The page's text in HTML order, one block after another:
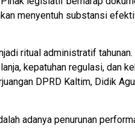
menyentuh substansi
ritual administratif
kepatuhan regulasi, dan
DPRD Kaltim, Didik
adanya penurunan